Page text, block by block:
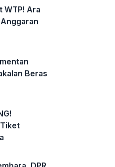
WTP! Ara
Beras